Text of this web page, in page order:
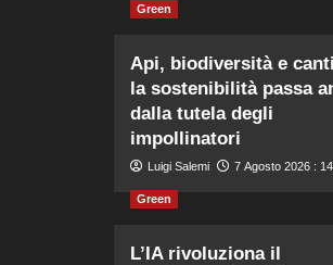
Green
Api, biodiversità e
la sostenibilità passa
dalla tutela degli
impollinatori
Luigi Salemi 7 Agosto 2026 :
Green
L’IA rivoluziona il